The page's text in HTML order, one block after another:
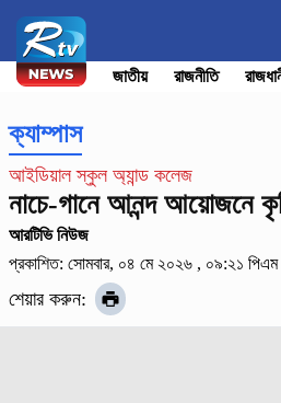
জাতীয় রাজনীতি
ক্যাম্পাস
আইডিয়াল স্কুল অ্যান্ড কলেজ
নাচে-গানে আনন্দ আয়োজনে কৃতি
আরটিভি নিউজ
প্রকাশিত: সোমবার, ০৪ মে ২০২৬ , ০৯:২১ পিএম
শেয়ার করুন: